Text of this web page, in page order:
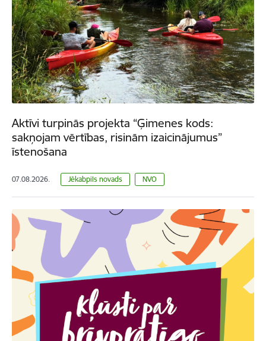
Aktīvi turpinās projekta “Ģimenes kods:
sakņojam vērtības, risinām izaicinājumus”
īstenošana
07.08.2026. Jēkabpils novads NVO